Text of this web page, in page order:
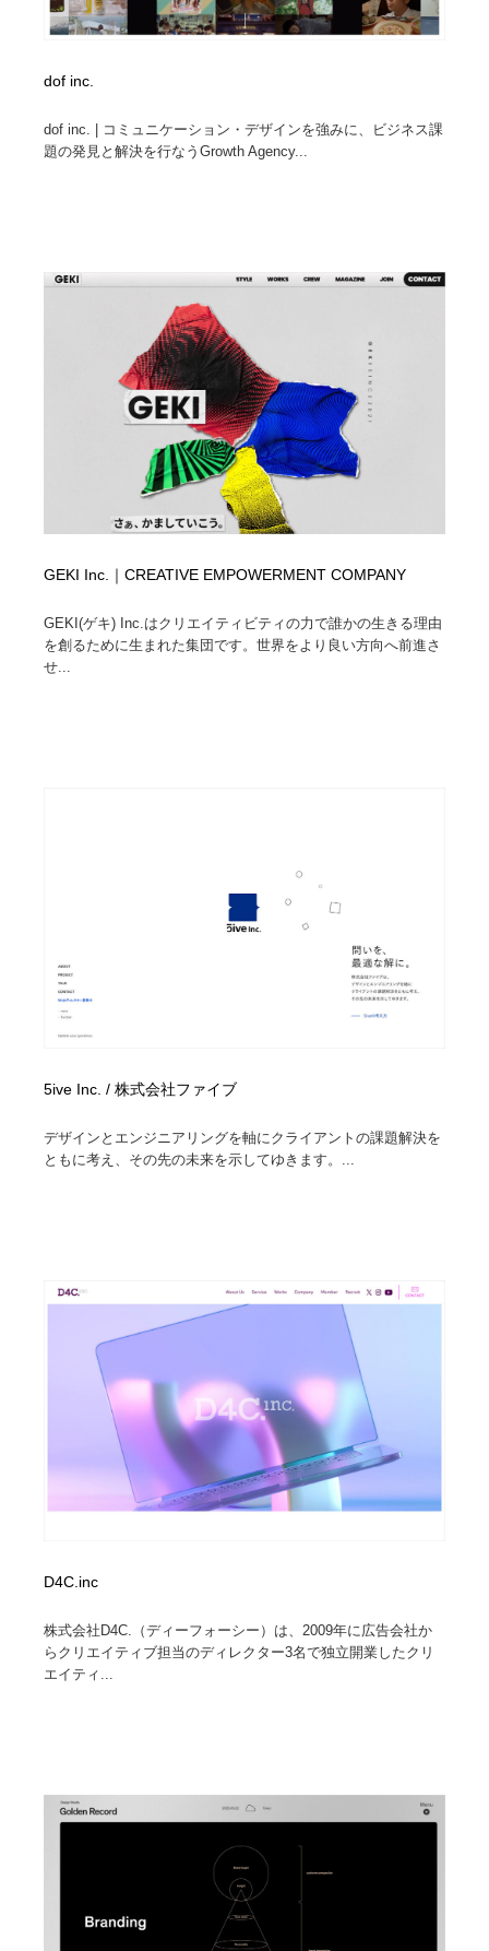
dof inc.
dof inc. | コミュニケーション・デザインを強みに、ビジネス課
題の発見と解決を行なうGrowth Agency...
GEKI Inc.｜CREATIVE EMPOWERMENT COMPANY
GEKI(ゲキ) Inc.はクリエイティビティの力で誰かの生きる理由
を創るために生まれた集団です。世界をより良い方向へ前進さ
せ...
5ive Inc. / 株式会社ファイブ
デザインとエンジニアリングを軸にクライアントの課題解決を
ともに考え、その先の未来を示してゆきます。...
D4C.inc
株式会社D4C.（ディーフォーシー）は、2009年に広告会社か
らクリエイティブ担当のディレクター3名で独立開業したクリ
エイティ...